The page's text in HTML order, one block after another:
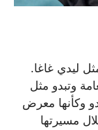
ليدي غاغا.
وتبدو مثل
وكأنها معرض
مسيرتها